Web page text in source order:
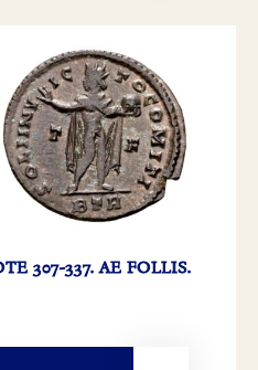
307-337. AE FOLLIS.